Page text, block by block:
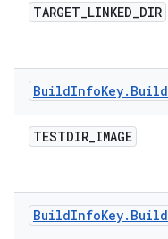
TARGET_LINKED_DIR
BuildInfoKey. Build
TESTDIR_IMAGE
BuildInfoKey. Build